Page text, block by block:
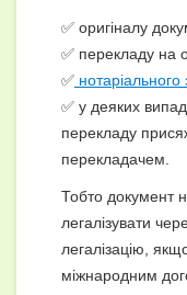
✅ оригіналу
✅ перекладу на
✅
✅ у деяких
перекладу
перекладачем.
Тобто документ
легалізувати
легалізацію,
міжнародним